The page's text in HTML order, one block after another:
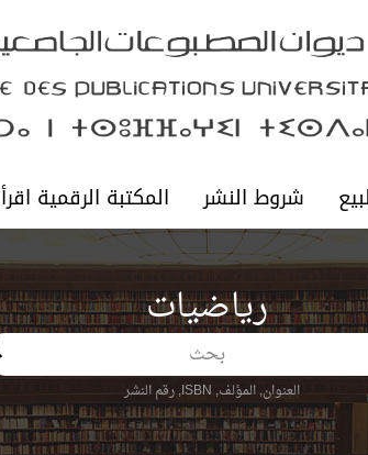
شروط النشر المكتبة الرقمية اقرأ
رياضيات
بحث
العنوان, المؤلف, ISBN, رقم النشر